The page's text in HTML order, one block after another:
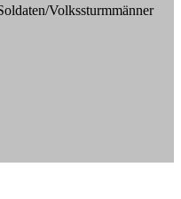
Volkssturmmänner